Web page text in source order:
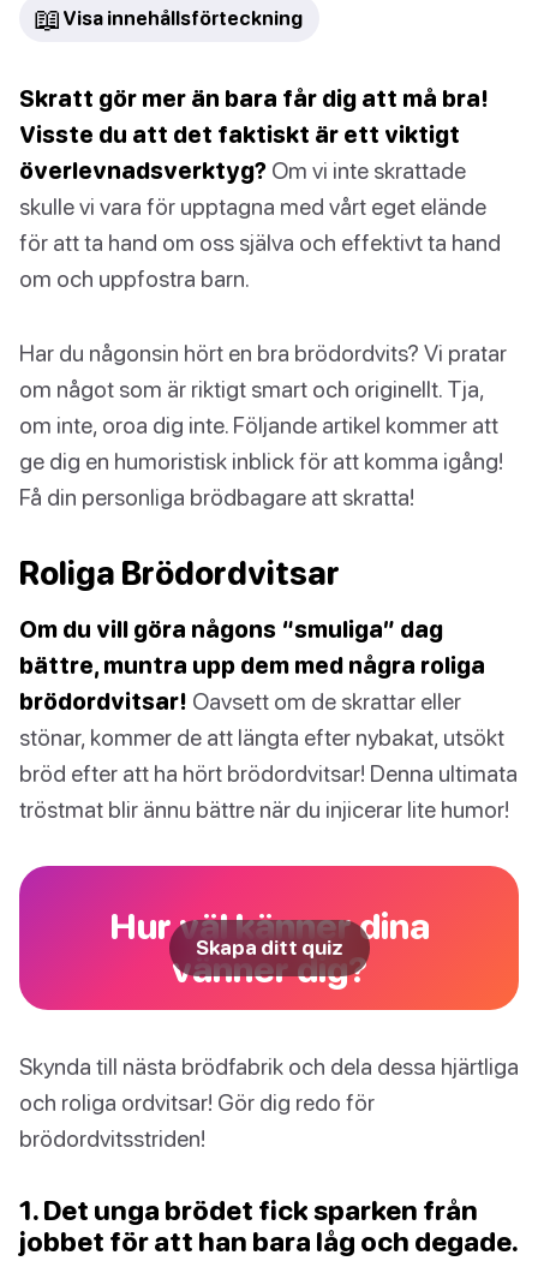
📖 Visa innehållsförteckning
Skratt gör mer än bara får dig att må bra!
Visste du att det faktiskt är ett viktigt
överlevnadsverktyg? Om vi inte skrattade
skulle vi vara för upptagna med vårt eget elände
för att ta hand om oss själva och effektivt ta hand
om och uppfostra barn.
Har du någonsin hört en bra brödordvits? Vi pratar
om något som är riktigt smart och originellt. Tja,
om inte, oroa dig inte. Följande artikel kommer att
ge dig en humoristisk inblick för att komma igång!
Få din personliga brödbagare att skratta!
Roliga Brödordvitsar
Om du vill göra någons “smuliga” dag
bättre, muntra upp dem med några roliga
brödordvitsar! Oavsett om de skrattar eller
stönar, kommer de att längta efter nybakat, utsökt
bröd efter att ha hört brödordvitsar! Denna ultimata
tröstmat blir ännu bättre när du injicerar lite humor!
Hur väl känner dina
vänner dig?
Skapa ditt quiz
Skynda till nästa brödfabrik och dela dessa hjärtliga
och roliga ordvitsar! Gör dig redo för
brödordvitsstriden!
1. Det unga brödet fick sparken från
jobbet för att han bara låg och degade.